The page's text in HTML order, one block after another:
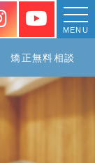
MENU
矯正無料相談